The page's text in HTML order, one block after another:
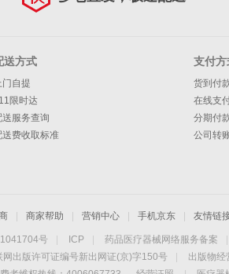
送方式
门自提
限时达
送服务查询
送费收取标准
支付方
货到付
在线支
分期付
公司转
商家帮助 营销中心 手机京东 友情链
号 ICP 药品医疗器械网络服务备案
网出版许可证编号新出网证(京)字150号
出版物经